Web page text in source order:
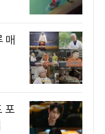
매
포